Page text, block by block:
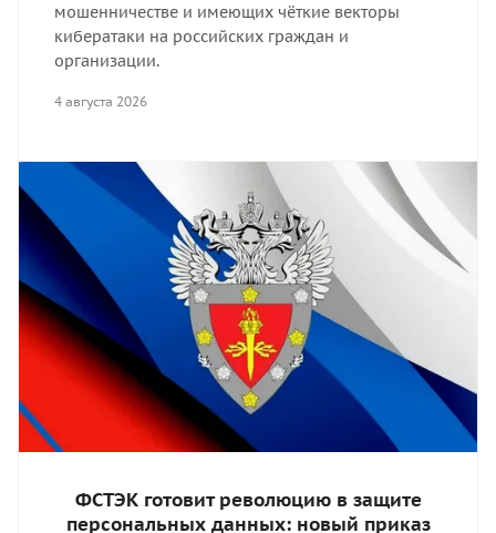
мошенничестве и имеющих чёткие векторы
кибератаки на российских граждан и
организации.
4 августа 2026
ФСТЭК готовит революцию в защите
персональных данных: новый приказ